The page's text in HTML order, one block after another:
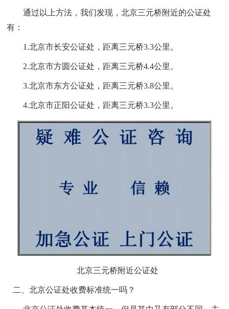
通过以上方法，我们发现，北京三元桥附近的公证处
有：
1.北京市长安公证处，距离三元桥3.3公里。
2.北京市方圆公证处，距离三元桥4.4公里。
3.北京市东方公证处，距离三元桥3.8公里。
4.北京市正阳公证处，距离三元桥3.3公里。
北京三元桥附近公证处
二、北京公证处收费标准统一吗？